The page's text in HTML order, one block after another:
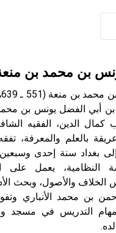
بن محمد بن
بن أبي الفضل يونس بن
كمال الدين، الفقيه
بالعلم والمعرفة،
بغداد سنة إحدى
النظامية، يعمل على
الخلاف والأصول، وبحث
بن محمد الأنباري
مهام التدريس في مسجد